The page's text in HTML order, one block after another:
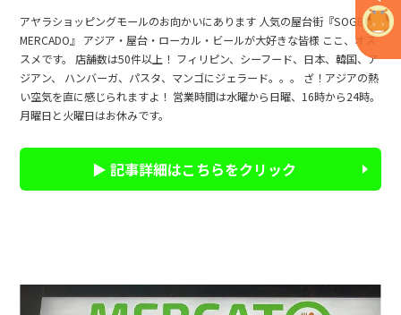
アヤラショッピングモールのお向かいにあります 人気の屋台街『SOGBO
MERCADO』 アジア・屋台・ローカル・ビールが大好きな皆様 ここ、オス
スメです。 店舗数は50件以上！ フィリピン、シーフード、日本、韓国、ア
ジアン、 ハンバーガ、パスタ、マンゴにジェラード。。。 ざ！アジアの熱
い空気を直に感じられますよ！ 営業時間は水曜から日曜、16時から24時。
月曜日と火曜日はお休みです。
▶ 記事詳細はこちらをクリック